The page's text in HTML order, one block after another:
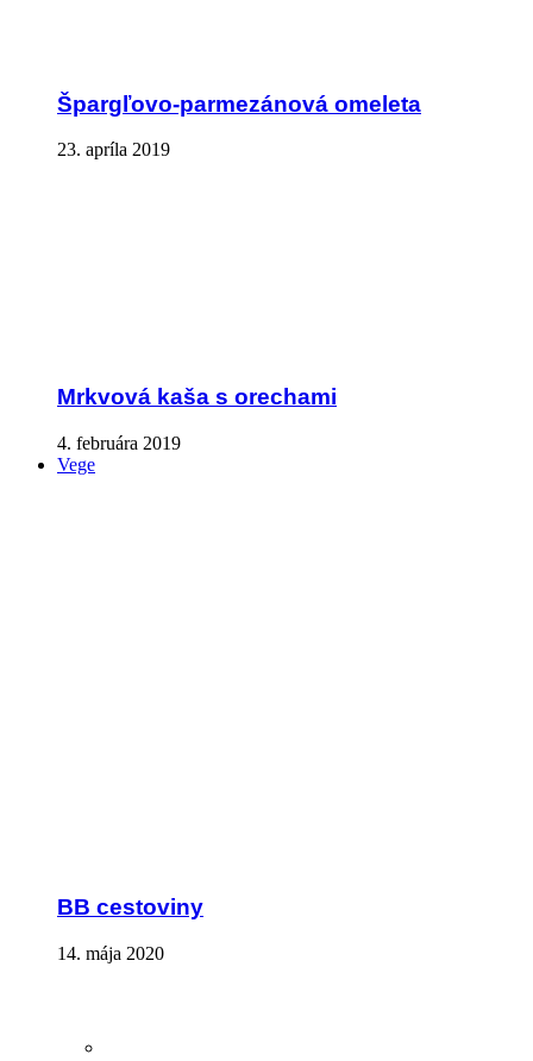
Špargľovo-parmezánová omeleta
23. apríla 2019
Mrkvová kaša s orechami
4. februára 2019
Vege
BB cestoviny
14. mája 2020